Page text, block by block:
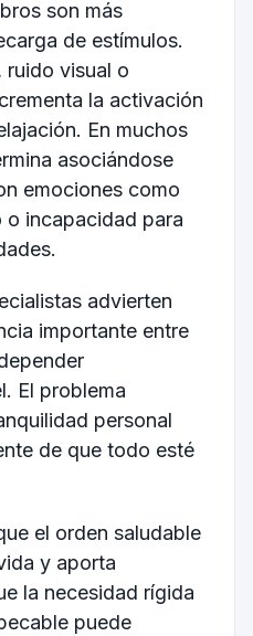
son más
de estímulos.
ruido visual o
la activación
En muchos
asociándose
emociones como
incapacidad para
advierten
importante entre
El problema
personal
de que todo esté
el orden saludable
y aporta
la necesidad rígida
puede